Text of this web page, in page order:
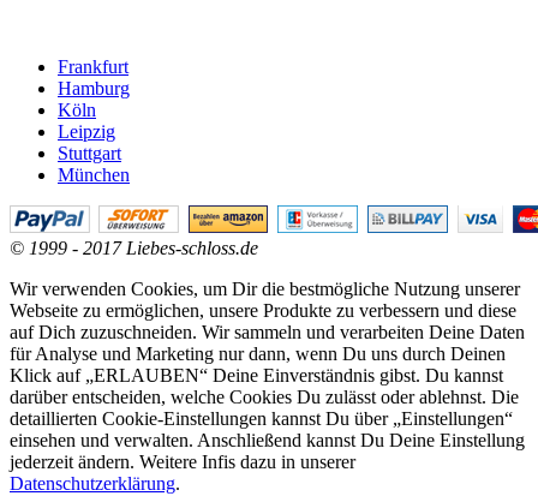
Frankfurt
Hamburg
Köln
Leipzig
Stuttgart
München
© 1999 - 2017 Liebes-schloss.de
Wir verwenden Cookies, um Dir die bestmögliche Nutzung unserer
Webseite zu ermöglichen, unsere Produkte zu verbessern und diese
auf Dich zuzuschneiden. Wir sammeln und verarbeiten Deine Daten
für Analyse und Marketing nur dann, wenn Du uns durch Deinen
Klick auf „ERLAUBEN“ Deine Einverständnis gibst. Du kannst
darüber entscheiden, welche Cookies Du zulässt oder ablehnst. Die
detaillierten Cookie-Einstellungen kannst Du über „Einstellungen“
einsehen und verwalten. Anschließend kannst Du Deine Einstellung
jederzeit ändern. Weitere Infis dazu in unserer
Datenschutzerklärung.